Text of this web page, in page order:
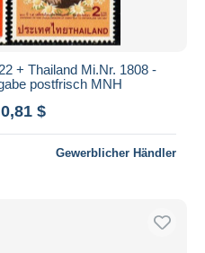
+ Thailand Mi.Nr. 1808 -
postfrisch MNH
$
Gewerblicher Händler